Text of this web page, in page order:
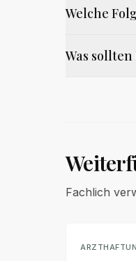
Welche
Was
Fachlich